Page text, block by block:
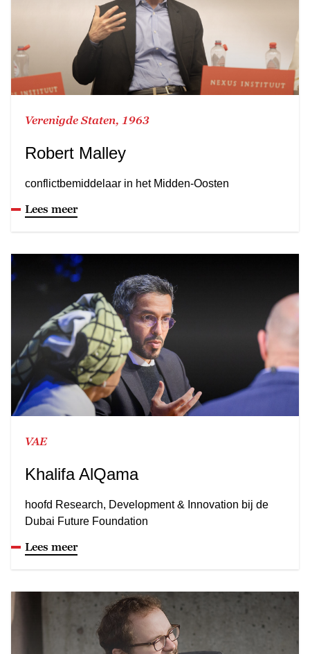
Verenigde Staten, 1963
Robert Malley
conflictbemiddelaar in het Midden-Oosten
Lees meer
VAE
Khalifa AlQama
hoofd Research, Development & Innovation bij de
Dubai Future Foundation
Lees meer